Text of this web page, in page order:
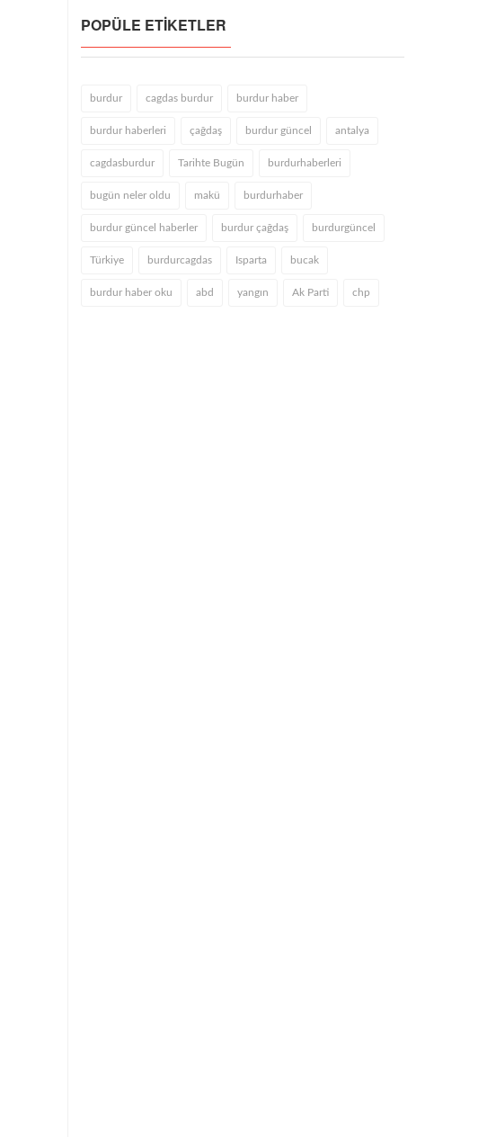
POPÜLE ETIKETLER
burdur cagdas burdur burdur haber
burdur haberleri çağdaş burdur güncel antalya
cagdasburdur Tarihte Bugün burdurhaberleri
bugün neler oldu makü burdurhaber
burdur güncel haberler burdur çağdaş burdurgüncel
Türkiye burdurcagdas Isparta bucak
burdur haber oku abd yangın Ak Parti chp